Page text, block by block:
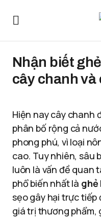
Nhận biết
cây chanh
Hiện nay cây chanh
phân bố rộng cả
phong phú, vì loại
cao. Tuy nhiên, sâu
luôn là vấn đề quan
phổ biến nhất là ghẻ
sẹo gây hại trực tiếp
giá trị thương phẩm,